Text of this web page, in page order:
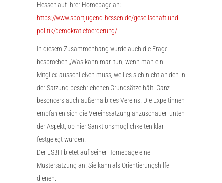
Hessen auf ihrer Homepage an:
https://www.sportjugend-hessen.de/gesellschaft-und-
politik/demokratiefoerderung/
In diesem Zusammenhang wurde auch die Frage
besprochen „Was kann man tun, wenn man ein
Mitglied ausschließen muss, weil es sich nicht an den in
der Satzung beschriebenen Grundsätze hält. Ganz
besonders auch außerhalb des Vereins. Die Expertinnen
empfahlen sich die Vereinssatzung anzuschauen unten
der Aspekt, ob hier Sanktionsmöglichkeiten klar
festgelegt wurden.
Der LSBH bietet auf seiner Homepage eine
Mustersatzung an. Sie kann als Orientierungshilfe
dienen.